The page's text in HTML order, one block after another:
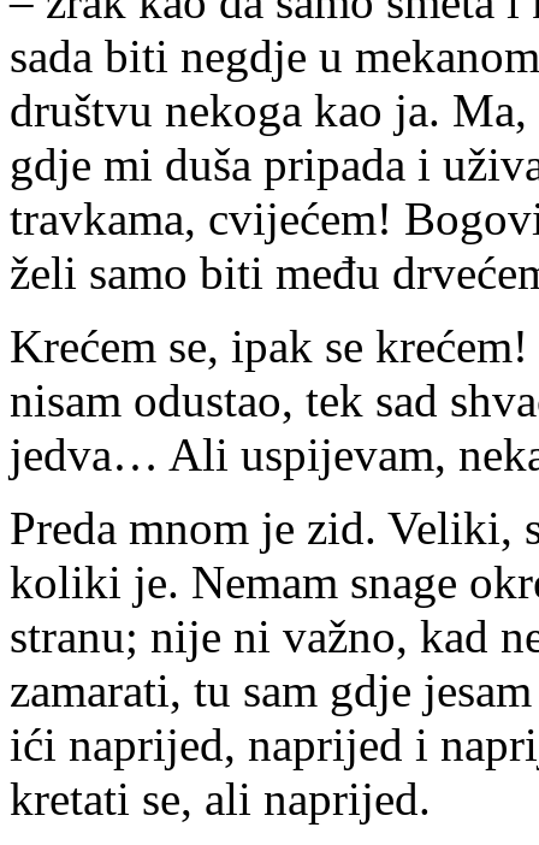
sada biti negdje u
društvu nekoga kao ja. Ma,
gdje mi duša pripada i
travkama, cvijećem!
želi samo biti među
Krećem se, ipak se
nisam odustao, tek sad
jedva… Ali uspijevam,
Preda mnom je zid. Veliki,
koliki je. Nemam snage
stranu; nije ni važno, kad
zamarati, tu sam gdje
ići naprijed, naprijed i
kretati se, ali naprijed.